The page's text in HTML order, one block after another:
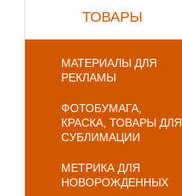
ТОВАРЫ
МАТЕРИАЛЫ ДЛЯ
РЕКЛАМЫ
ФОТОБУМАГА,
КРАСКА, ТОВАРЫ ДЛЯ
СУБЛИМАЦИИ
МЕТРИКА ДЛЯ
НОВОРОЖДЕННЫХ